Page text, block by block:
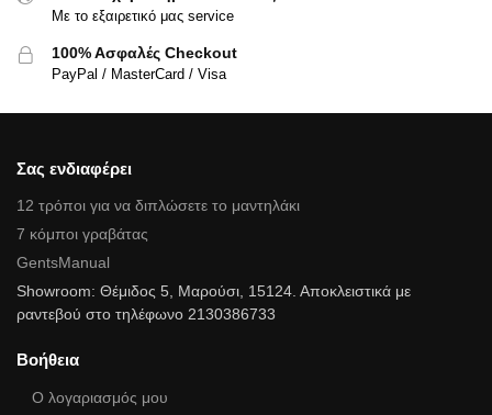
Με το εξαιρετικό μας service
100% Ασφαλές Checkout
PayPal / MasterCard / Visa
Σας ενδιαφέρει
12 τρόποι για να διπλώσετε το μαντηλάκι
7 κόμποι γραβάτας
GentsManual
Showroom: Θέμιδος 5, Μαρούσι, 15124. Αποκλειστικά με
ραντεβού στο τηλέφωνο 2130386733
Βοήθεια
Ο λογαριασμός μου